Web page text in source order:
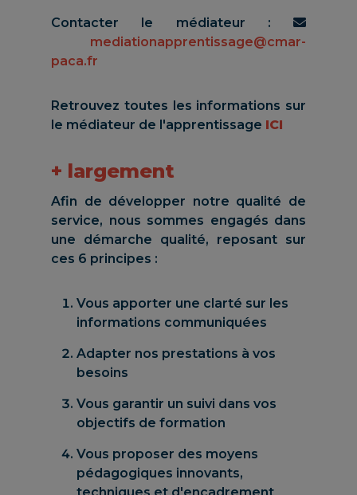
Contacter le médiateur :
mediationapprentissage@cmar-
paca.fr
Retrouvez toutes les informations sur
le médiateur de l'apprentissage ICI
+ largement
Afin de développer notre qualité de
service, nous sommes engagés dans
une démarche qualité, reposant sur
ces 6 principes :
Vous apporter une clarté sur les
informations communiquées
Adapter nos prestations à vos
besoins
Vous garantir un suivi dans vos
objectifs de formation
Vous proposer des moyens
pédagogiques innovants,